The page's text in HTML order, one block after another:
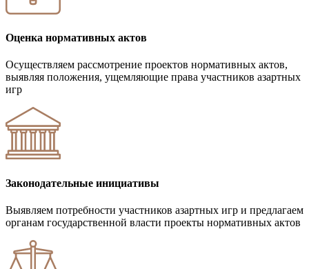
Оценка нормативных актов
Осуществляем рассмотрение проектов нормативных актов,
выявляя положения, ущемляющие права участников азартных
игр
Законодательные инициативы
Выявляем потребности участников азартных игр и предлагаем
органам государственной власти проекты нормативных актов